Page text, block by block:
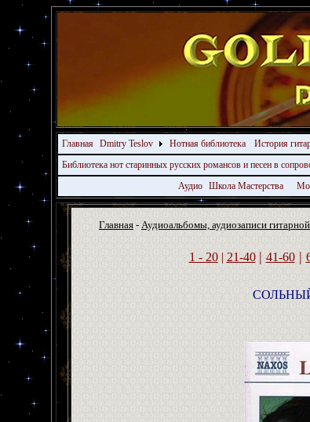
Главная Dmitry Teslov Нотная библиотека История
Библиотека нот старинных русских романсов и песен в
Аудио
Школа Мастерства
Главная - Аудиоальбомы, аудиозаписи
1 - 20 | 21-40 | 41-60 |